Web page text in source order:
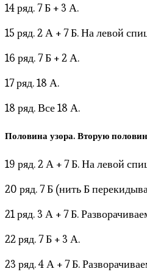
14 ряд. 7 Б + 3 А.
15 ряд. 2 А + 7 Б. На левой
16 ряд. 7 Б + 2 А.
17 ряд. 18 А.
18 ряд. Все 18 А.
Половина узора. Вторую
19 ряд. 2 А + 7 Б. На левой
20 ряд. 7 Б (нить Б
21 ряд. 3 А + 7 Б.
22 ряд. 7 Б + 3 А.
23 ряд. 4 А + 7 Б.